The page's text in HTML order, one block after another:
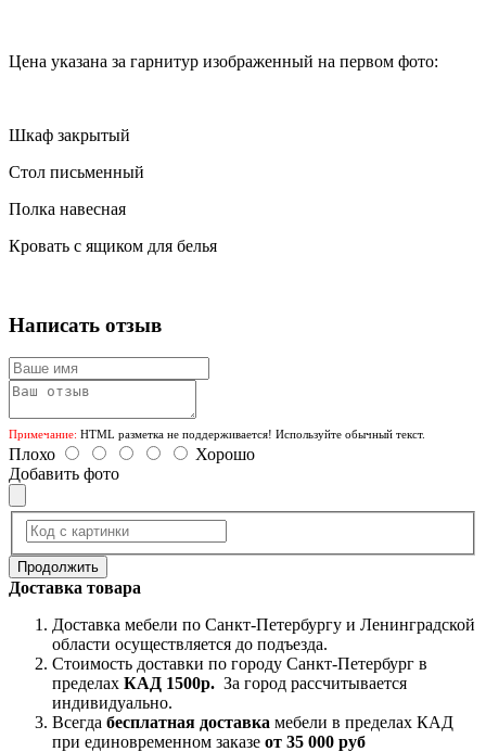
Цена указана за гарнитур изображенный на первом фото:
Шкаф закрытый
Стол письменный
Полка навесная
Кровать с ящиком для белья
Написать отзыв
Примечание: HTML разметка не поддерживается! Используйте обычный текст.
Плохо
Хорошо
Добавить фото
Продолжить
Доставка товара
Доставка мебели по Санкт-Петербургу и Ленинградской
области осуществляется до подъезда.
Стоимость доставки по городу Санкт-Петербург в
пределах КАД 1500р. За город рассчитывается
индивидуально.
Всегда бесплатная доставка мебели в пределах КАД
при единовременном заказе от 35 000 руб